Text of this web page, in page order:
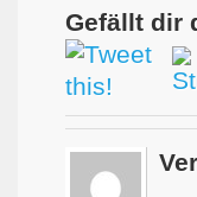
Gefällt dir